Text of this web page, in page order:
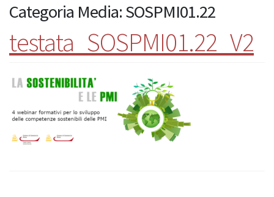
Categoria Media:SOSPMI01.22
testata_SOSPMI01.22_V2